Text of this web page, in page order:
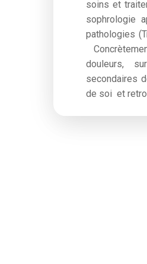
soins et
sophrologie
pathologies
douleurs,
secondaires
de soi et